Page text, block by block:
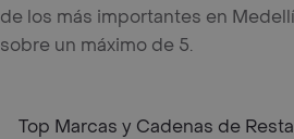
de los más importantes en
sobre un máximo de 5.
Top Marcas y Cadenas de